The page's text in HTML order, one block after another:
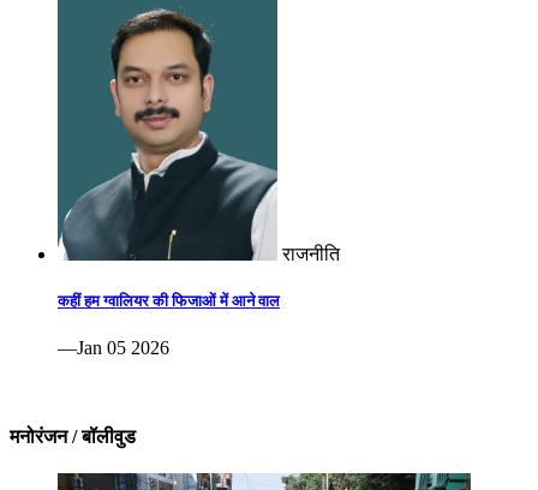
राजनीति
कहीं हम ग्वालियर की फिजाओं में आने वाल
—Jan 05 2026
मनोरंजन / बॉलीवुड